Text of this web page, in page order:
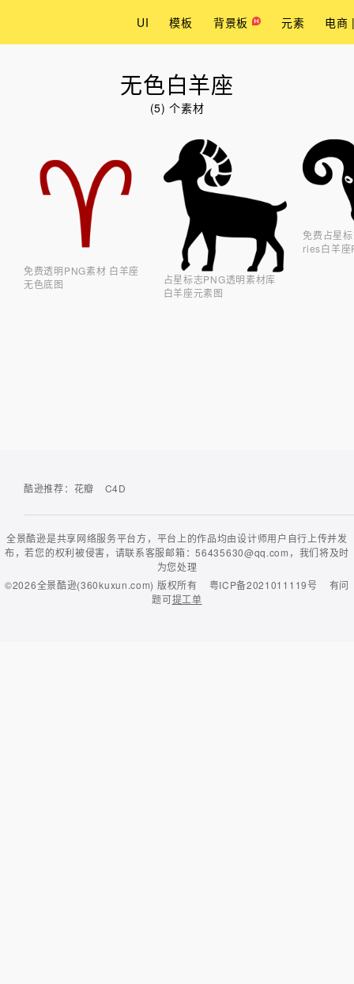
UI 模板 背景板 元素 电商
无色白羊座
(5) 个素材
免费透明PNG素材 白羊座
无色底图
占星标志PNG透明素材库
白羊座元素图
免费占星
ries白羊座
酷逊推荐： 花瓣 C4D
全景酷逊是共享网络服务平台方，平台上的作品均由设计师用户自行上传并发
布，若您的权利被侵害，请联系客服邮箱：56435630@qq.com，我们将及时
为您处理
©2026全景酷逊(360kuxun.com) 版权所有 粤ICP备2021011119号
有问
题可提工单